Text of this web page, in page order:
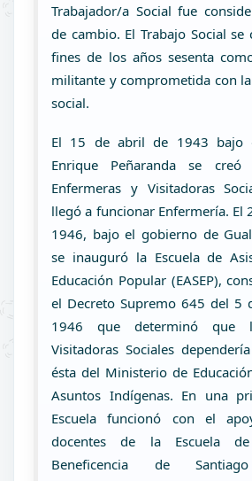
Trabajador/a Social fue
de cambio. El Trabajo Social se
fines de los años sesenta
militante y comprometida con
social.
El 15 de abril de 1943 bajo
Enrique Peñaranda se
Enfermeras y Visitadoras
llegó a funcionar Enfermería. El
1946, bajo el gobierno de
se inauguró la Escuela de
Educación Popular (EASEP),
el Decreto Supremo 645 del 5
1946 que determinó que
Visitadoras Sociales
ésta del Ministerio de
Asuntos Indígenas. En una
Escuela funcionó con el
docentes de la Escuela
Beneficencia de